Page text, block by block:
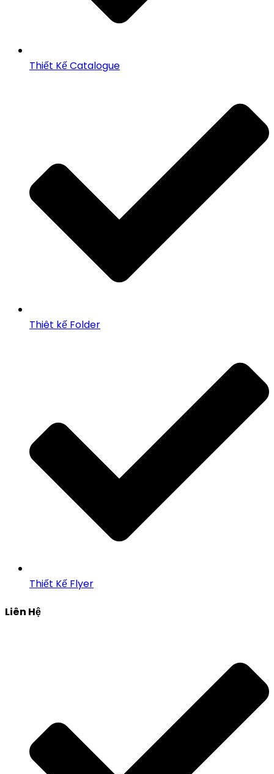
Thiết Kế Catalogue
Thiêt kế Folder
Thiết Kế Flyer
Liên Hệ